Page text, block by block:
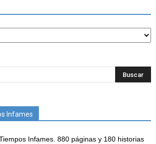
Infames
Infames. 880 páginas y 180 historias